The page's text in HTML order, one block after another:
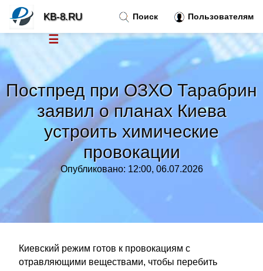
Постпред при ОЗХО Тарабрин
заявил о планах Киева
устроить химические
провокации
Опубликовано: 12:00, 06.07.2026
Киевский режим готов к провокациям с
отравляющими веществами, чтобы перебить
Поиск Пользователям
KB-8.RU
☰
Тренды новостей »
Рубрики»
Правила »